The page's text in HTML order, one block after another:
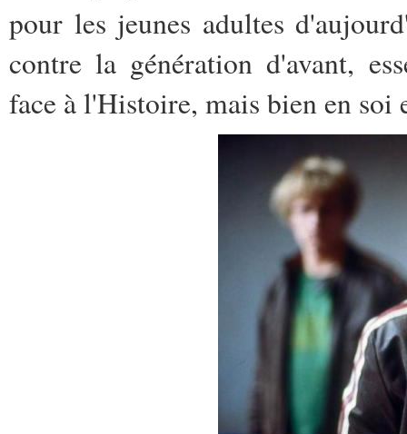
pour les jeunes adultes
contre la génération d'avant,
face à l'Histoire, mais bien en soi